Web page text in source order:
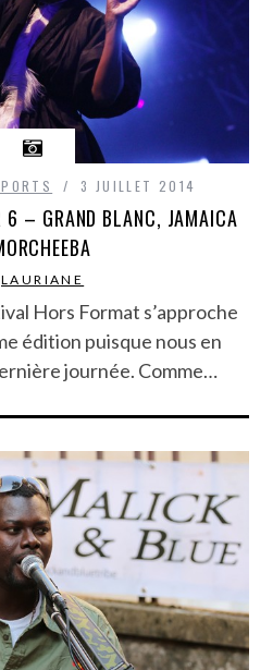
3 JUILLET 2014
6 – GRAND BLANC, JAMAICA
LAURIANE
Hors Format s’approche
édition puisque nous en
journée. Comme…